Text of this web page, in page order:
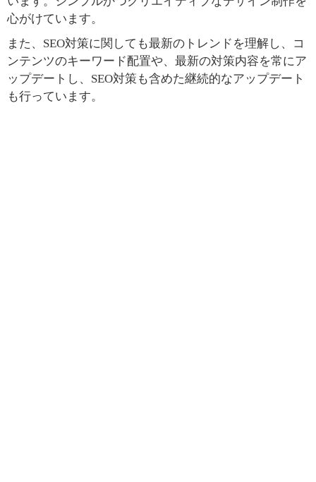
心がけています。
また、SEO対策に関しても最新のトレンドを理解し、コ
ンテンツのキーワード配置や、最新の対策内容を常にア
ップデートし、SEO対策も含めた継続的なアップデート
も行っています。